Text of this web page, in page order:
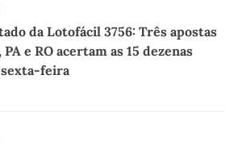
da Lotofácil 3756: Três apostas
PA e RO acertam as 15 dezenas
feira